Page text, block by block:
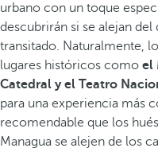
urbano con un toque
descubrirán si se alejan
transitado. Naturalmente,
lugares históricos como el
Catedral y el Teatro
para una experiencia más
recomendable que los
Managua se alejen de los